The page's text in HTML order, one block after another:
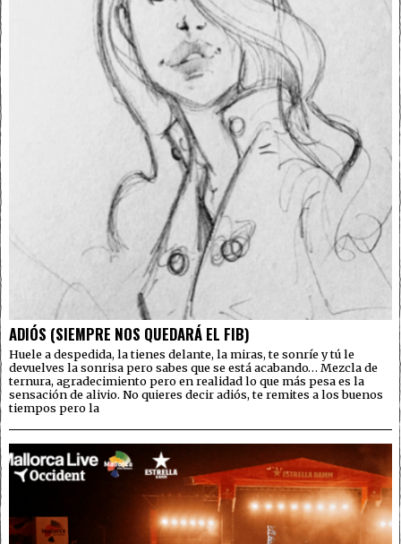
ADIÓS (SIEMPRE NOS QUEDARÁ EL FIB)
Huele a despedida, la tienes delante, la miras, te sonríe y tú le
devuelves la sonrisa pero sabes que se está acabando… Mezcla de
ternura, agradecimiento pero en realidad lo que más pesa es la
sensación de alivio. No quieres decir adiós, te remites a los buenos
tiempos pero la